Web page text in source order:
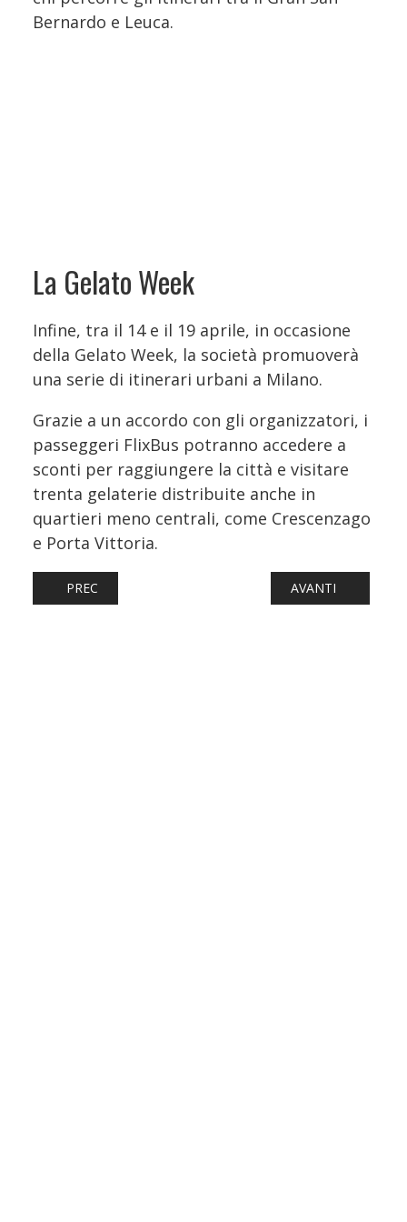
Bernardo e Leuca.
La Gelato Week
Infine, tra il 14 e il 19 aprile, in occasione
della Gelato Week, la società promuoverà
una serie di itinerari urbani a Milano.
Grazie a un accordo con gli organizzatori, i
passeggeri FlixBus potranno accedere a
sconti per raggiungere la città e visitare
trenta gelaterie distribuite anche in
quartieri meno centrali, come Crescenzago
e Porta Vittoria.
ARTICOLO PRECEDENTE: ITABUS, TUTTA LA FLOTTA
PREC ARTICOLO
AVANTI